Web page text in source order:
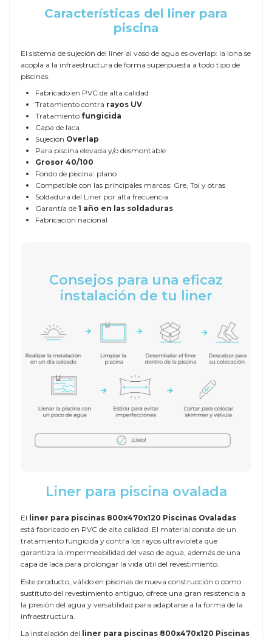
Características del liner para
piscina
El sistema de sujeción del liner al vaso de agua es overlap: la lona se
acopla a la infraestructura de forma superpuesta a todo tipo de
piscinas.
Fabricado en PVC de alta calidad
Tratamiento contra rayos UV
Tratamiento fungicida
Capa de laca
Sujeción Overlap
Para piscina elevada y/o desmontable
Grosor 40/100
Fondo de piscina: plano
Compatible con las principales marcas: Gre, Toi y otras
Soldadura del Liner por alta frecuencia
Garantía de 1 año en las soldaduras
Fabricación nacional
Consejos para una eficaz
instalación de tu liner
Liner para piscina ovalada
El liner para piscinas 800x470x120 Piscinas Ovaladas
está fabricado en PVC de alta calidad. El material consta de un
tratamiento fungicida y contra los rayos ultravioleta que
garantiza la impermeabilidad del vaso de agua, además de una
capa de laca para prolongar la vida útil del revestimiento.
Este producto, válido en piscinas de nueva construcción o como
sustituto del revestimiento antiguo, ofrece una gran resistencia a
la presión del agua y versatilidad para adaptarse a la forma de la
infraestructura.
La instalación del liner para piscinas 800x470x120 Piscinas